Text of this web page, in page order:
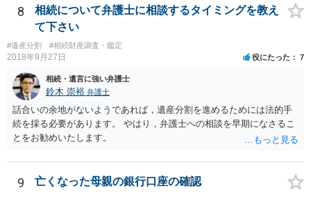
8
相続について弁護士に相談するタイミングを教え
て下さい
#遺産分割 #相続財産調査・鑑定
2018年9月27日 役にたった 7
相続・遺言に強い弁護士
鈴木 崇裕 弁護士
話合いの余地がないようであれば，遺産分割を進めるためには法的手
続を採る必要があります。 やはり，弁護士への相談を早期になさるこ
とをお勧めいたします。
9 亡くなった母親の銀行口座の確認